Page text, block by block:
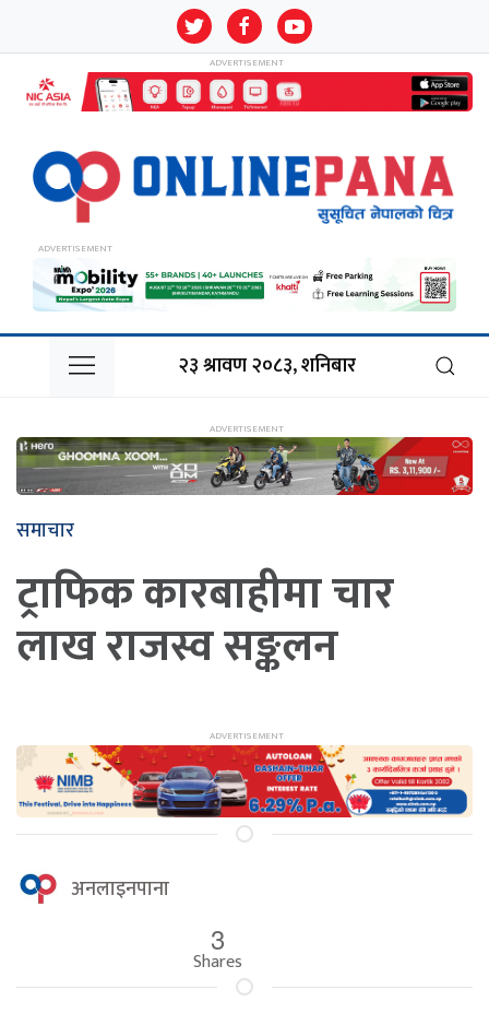
२३ श्रावण २०८३, शनिबार
समाचार
ट्राफिक कारबाहीमा चार
लाख राजस्व सङ्कलन
अनलाइनपाना
3
Shares